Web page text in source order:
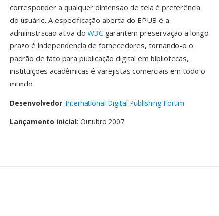
corresponder a qualquer dimensao de tela é preferência
do usuário. A especificação aberta do EPUB é a
administracao ativa do W3C garantem preservação a longo
prazo é independencia de fornecedores, tornando-o o
padrão de fato para publicação digital em bibliotecas,
instituições acadêmicas é varejistas comerciais em todo o
mundo.
Desenvolvedor: International Digital Publishing Forum
Lançamento inicial: Outubro 2007